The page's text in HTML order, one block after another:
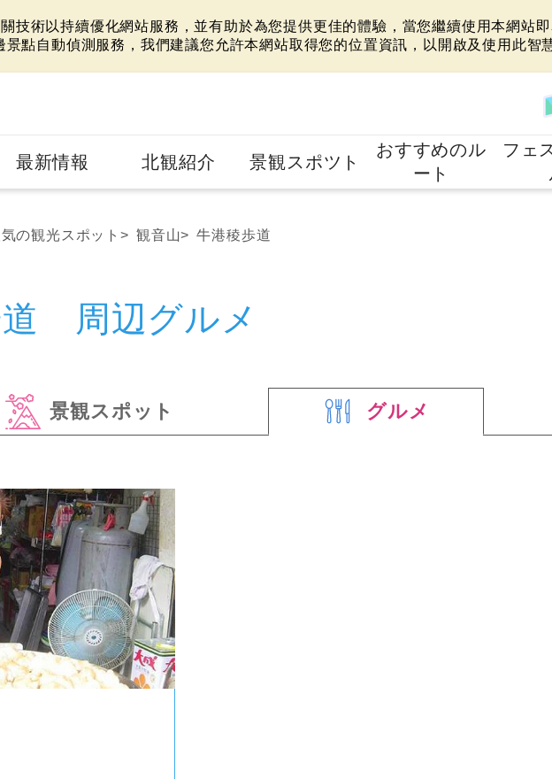
技術以持續優化網站服務，並有助於為您提供更佳的體驗，當您繼續使用本網站
景點自動偵測服務，我們建議您允許本網站取得您的位置資訊，以開啟及使用此智
最新情報 北観紹介 景観スポツト
おすすめのル
ート
フェ
気の観光スポット 観音山 牛港稜歩道
道 周辺グルメ
景観スポット グルメ